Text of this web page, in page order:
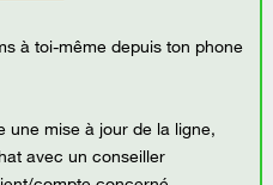
à toi-même depuis ton phone
une mise à jour de la ligne,
avec un conseiller